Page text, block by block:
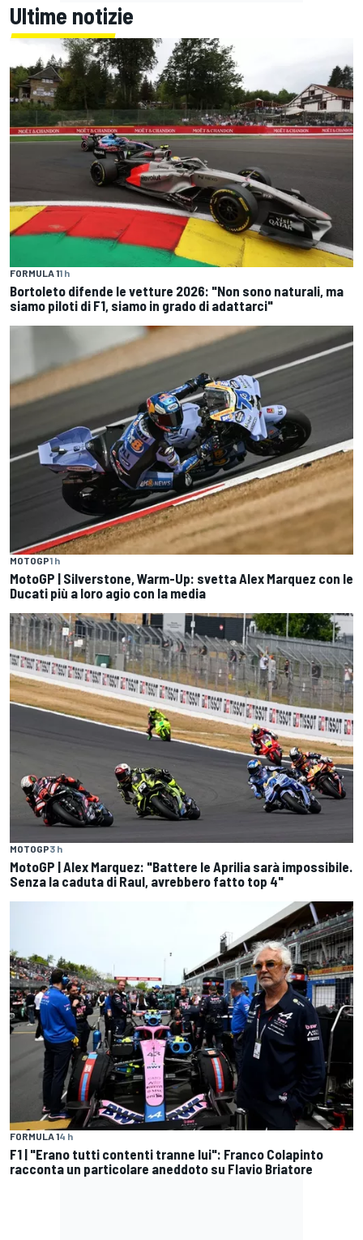
Ultime notizie
FORMULA 11 h
Bortoleto difende le vetture 2026: "Non sono naturali, ma
siamo piloti di F1, siamo in grado di adattarci"
MOTOGP1 h
MotoGP | Silverstone, Warm-Up: svetta Alex Marquez con le
Ducati più a loro agio con la media
MOTOGP3 h
MotoGP | Alex Marquez: "Battere le Aprilia sarà impossibile.
Senza la caduta di Raul, avrebbero fatto top 4"
FORMULA 14 h
F1 | "Erano tutti contenti tranne lui": Franco Colapinto
racconta un particolare aneddoto su Flavio Briatore